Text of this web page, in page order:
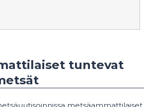
tuntevat
metsäammattilaiset